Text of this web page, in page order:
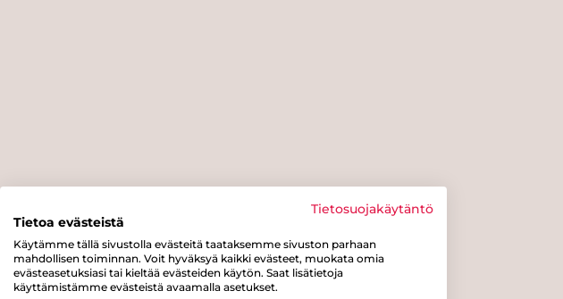
Tietosuojakäytäntö
Tietoa evästeistä
Käytämme tällä sivustolla evästeitä taataksemme sivuston parhaan
mahdollisen toiminnan. Voit hyväksyä kaikki evästeet, muokata omia
evästeasetuksiasi tai kieltää evästeiden käytön. Saat lisätietoja
käyttämistämme evästeistä avaamalla asetukset.